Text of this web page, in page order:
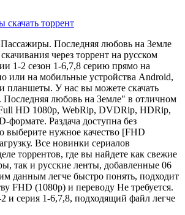
торрент
Последняя любовь на Земле
через торрент на русском
1-2 сезон 1-6,7,8 серию прямо на
или на мобильные устройства Android,
планшеты. У нас вы можете скачать
любовь на Земле" в отличном
HD 1080p, WebRip, DVDRip, HDRip,
Раздача доступна без
выберите нужное качество [FHD
Все новинки сериалов
торрентов, где вы найдете как свежие
так и русские ленты, добавленные 06
данным легче быстро понять, подходит
FHD (1080p) и переводу Не требуется.
и серия 1-6,7,8, подходящий файл легче